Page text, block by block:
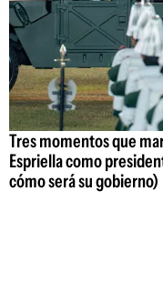
Tres momentos que
Espriella como
cómo será su gobierno)